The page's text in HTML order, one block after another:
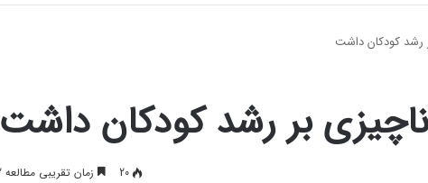
رشد کودکان داشت
ناچیزی بر رشد کودکان داشت
20 زمان تقریبی مطالعه 2 دقیقه